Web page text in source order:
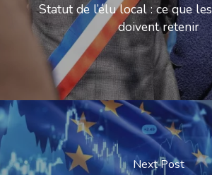
Statut de l’élu local : ce que
doivent retenir
Next Post